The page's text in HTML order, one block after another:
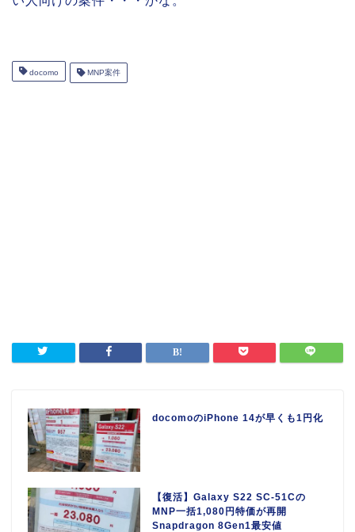
docomo MNP案件
docomoのiPhone 14が早くも1円化
【復活】Galaxy S22 SC-51Cの
MNP一括1,080円特価が再開
Snapdragon 8Gen1最安値